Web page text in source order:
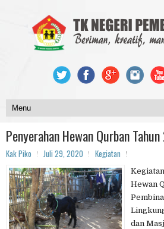
Penyerahan Hewan Qurban
Kak Piko Juli 29, 2020 Kegiatan
Hewan
dan